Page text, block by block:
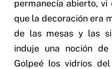
permanecía abierto,
que la decoración era
de las mesas y las
induje una noción de
Golpeé los vidrios